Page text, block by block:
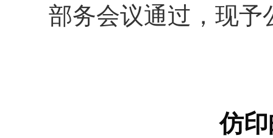
部务会议通过，现予
仿